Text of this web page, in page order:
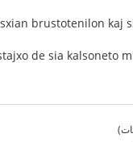
brustotenilon kaj
de sia kalsoneto